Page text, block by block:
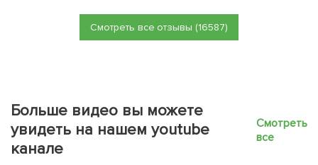
Смотреть все отзывы (16587)
Больше видео вы можете
увидеть на нашем youtube
канале
Смотреть
все